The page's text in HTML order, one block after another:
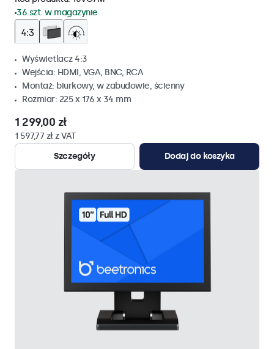
36 szt. w magazynie
Wyświetlacz 4:3
Wejścia: HDMI, VGA, BNC, RCA
Montaż: biurkowy, w zabudowie, ścienny
Rozmiar: 225 x 176 x 34 mm
1 299,00 zł
1 597,77 zł z VAT
Szczegóły
Dodaj do koszyka